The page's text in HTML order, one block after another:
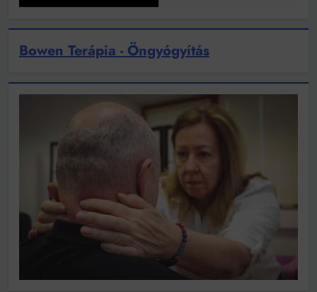
Bowen Terápia - Öngyógyítás